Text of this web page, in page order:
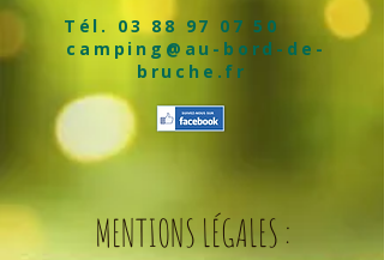
Tél. 03 88 97 07 50
camping@au-bord-de-
bruche.fr
MENTIONS LÉGALES :